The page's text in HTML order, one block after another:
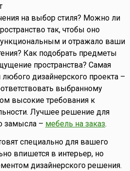
на выбор стиля? Можно ли
так, чтобы оно
и отражало ваши
Как подобрать предметы
пространства? Самая
дизайнерского проекта –
выбранному
высокие требования к
Лучшее решение для
замысла – мебель на заказ.
специально для вашего
впишется в интерьер, но
дизайнерского решения.